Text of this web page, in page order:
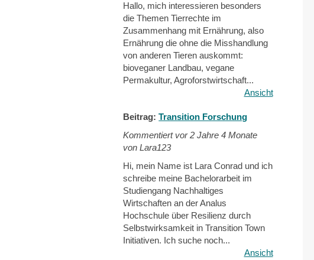
Hallo, mich interessieren besonders
die Themen Tierrechte im
Zusammenhang mit Ernährung, also
Ernährung die ohne die Misshandlung
von anderen Tieren auskommt:
bioveganer Landbau, vegane
Permakultur, Agroforstwirtschaft...
Ansicht
Beitrag:Transition Forschung
Kommentiert vor2 Jahre 4 Monate
von Lara123
Hi, mein Name ist Lara Conrad und ich
schreibe meine Bachelorarbeit im
Studiengang Nachhaltiges
Wirtschaften an der Analus
Hochschule über Resilienz durch
Selbstwirksamkeit in Transition Town
Initiativen. Ich suche noch...
Ansicht